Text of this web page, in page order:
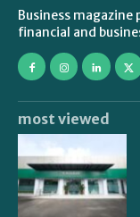
Business
financial and
most viewed